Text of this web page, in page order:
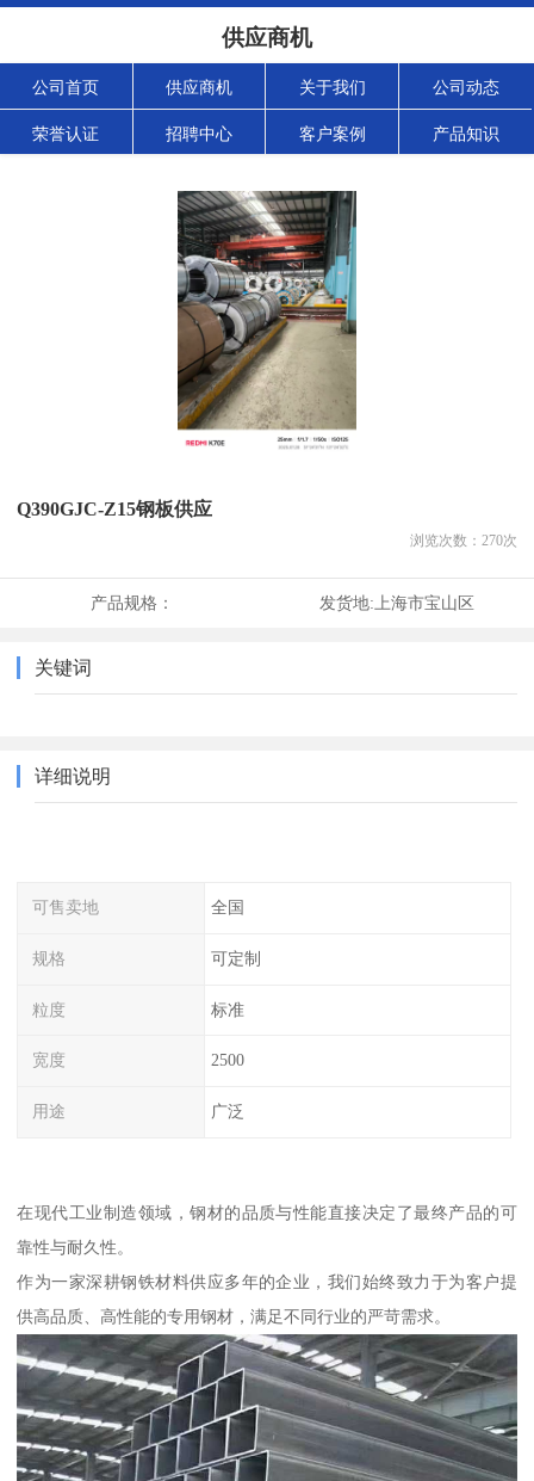
供应商机
公司首页 供应商机 关于我们 公司动态
荣誉认证 招聘中心 客户案例 产品知识
Q390GJC-Z15钢板供应
浏览次数： 270次
产品规格： 发货地: 上海市宝山区
关键词
详细说明
可售卖地 全国
规格 可定制
粒度 标准
宽度 2500
用途 广泛
在现代工业制造领域，钢材的品质与性能直接决定了最终产品的可
靠性与耐久性。
作为一家深耕钢铁材料供应多年的企业，我们始终致力于为客户提
供高品质、高性能的专用钢材，满足不同行业的严苛需求。